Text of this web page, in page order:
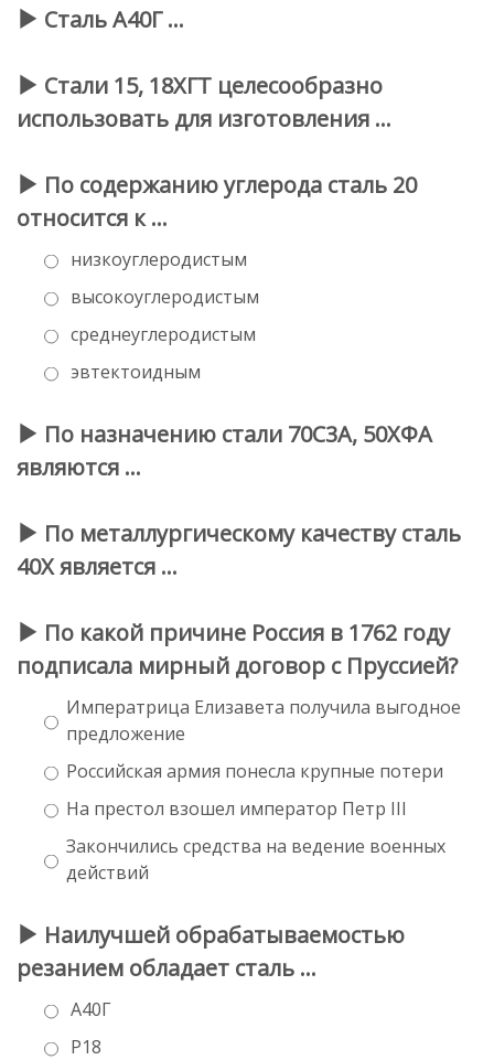
Сталь А40Г …
Стали 15, 18ХГТ целесообразно
использовать для изготовления …
По содержанию углерода сталь 20
относится к …
низкоуглеродистым
высокоуглеродистым
среднеуглеродистым
эвтектоидным
По назначению стали 70С3А, 50ХФА
являются …
По металлургическому качеству сталь
40Х является …
По какой причине Россия в 1762 году
подписала мирный договор с Пруссией?
Императрица Елизавета получила выгодное
предложение
Российская армия понесла крупные потери
На престол взошел император Петр ΙΙΙ
Закончились средства на ведение военных
действий
Наилучшей обрабатываемостью
резанием обладает сталь …
А40Г
Р18